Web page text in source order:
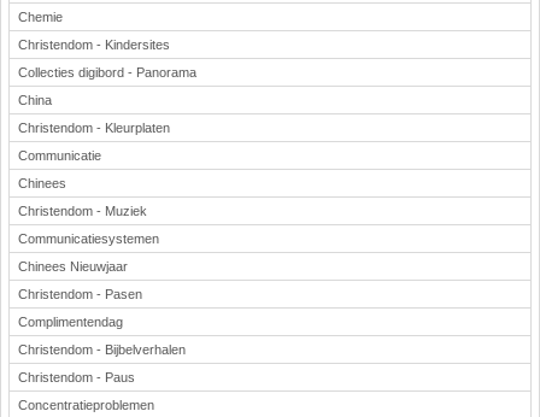
Chemie
Christendom - Kindersites
Collecties digibord - Panorama
China
Christendom - Kleurplaten
Communicatie
Chinees
Christendom - Muziek
Communicatiesystemen
Chinees Nieuwjaar
Christendom - Pasen
Complimentendag
Christendom - Bijbelverhalen
Christendom - Paus
Concentratieproblemen